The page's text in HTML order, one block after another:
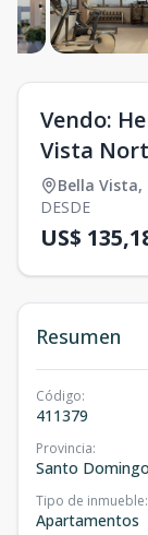
Vendo:
Vista
Bella Vista,
DESDE
US$
Resumen
Código:
411379
Provincia:
Santo
Tipo de inmueble:
Apartamentos